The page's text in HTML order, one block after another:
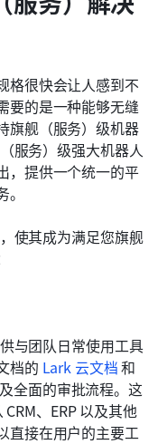
格很快会让人感到不
要的是一种能够无缝
旗舰（服务）级机器
服务）级强大机器人
，提供一个统一的平
使其成为满足您旗舰
与团队日常使用工具
档的 Lark 云文档 和
全面的审批流程。这
、ERP 以及其他
直接在用户的主要工